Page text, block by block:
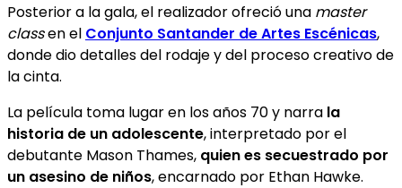
Posterior a la gala, el realizador ofreció una master
classen el Conjunto Santander de Artes Escénicas,
donde dio detalles del rodaje y del proceso creativo de
la cinta.
La película toma lugar en los años 70 y narra la
historia de un adolescente, interpretado por el
debutante Mason Thames, quien es secuestrado por
un asesino de niños, encarnado por Ethan Hawke.